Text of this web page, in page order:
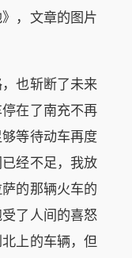
，文章的图片
也斩断了未来
在了南充不再
等待动车再度
经不足，我放
的那辆火车的
了人间的喜怒
上的车辆，但